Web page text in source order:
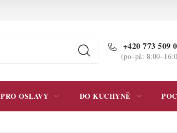
Podmínky ochrany osobních
+420 773 509
(po–pá:
PRO OSLAVY DO KUCHYNĚ